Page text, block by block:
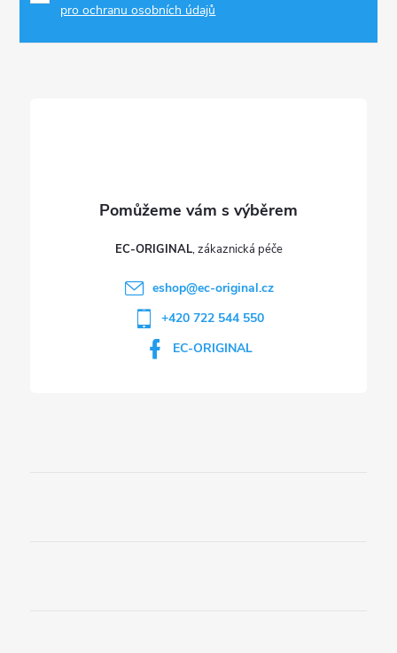
pro ochranu osobních údajů
EC-ORIGINAL
eshop@ec-original.cz
+420 722 544 550
EC-ORIGINAL